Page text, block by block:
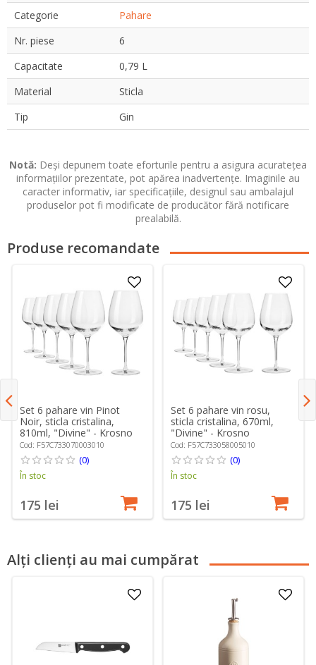
Categorie
Pahare
Nr. piese
6
Capacitate
0,79 L
Material
Sticla
Tip
Gin
Notă: Deși depunem toate eforturile pentru a asigura acuratețea
informațiilor prezentate, pot apărea inadvertențe. Imaginile au
caracter informativ, iar specificațiile, designul sau ambalajul
produselor pot fi modificate de producător fără notificare
prealabilă.
Produse recomandate
Set 6 pahare vin Pinot
Noir, sticla cristalina,
810ml, "Divine" - Krosno
Cod: F57C733070003010
(0)
În stoc
175 lei
Set 6 pahare vin rosu,
sticla cristalina, 670ml,
"Divine" - Krosno
Cod: F57C733058005010
(0)
În stoc
175 lei
Alți clienți au mai cumpărat